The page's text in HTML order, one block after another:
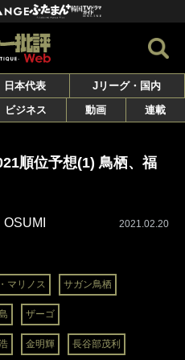
日本代表
Jリーグ・国内
ビジネス 動画 連載
順位予想(1) 鳥栖、福
2021.02.20
マリノス サガン鳥栖
ザーゴ
金明輝 長谷部茂利